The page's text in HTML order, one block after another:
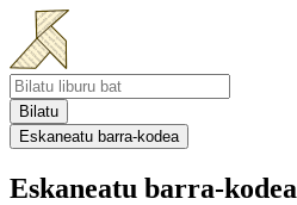
Bilatu
Eskaneatu barra-kodea
Eskaneatu barra-kodea